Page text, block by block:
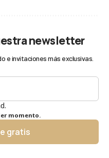
newsletter
e invitaciones más exclusivas.
momento.
gratis